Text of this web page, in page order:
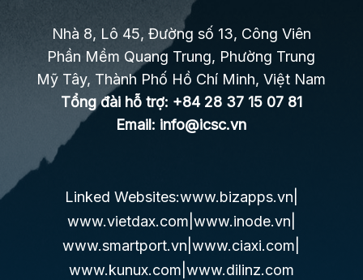
Nhà 8, Lô 45, Đường số 13, Công Viên
Phần Mềm Quang Trung, Phường Trung
Mỹ Tây, Thành Phố Hồ Chí Minh, Việt Nam
Tổng đài hỗ trợ: +84 28 37 15 07 81
Email: info@icsc.vn
Linked Websites:www.bizapps.vn
www.vietdax.com www.inode.vn
www.smartport.vn |www.ciaxi.com
www.kunux.com www.dilinz.com